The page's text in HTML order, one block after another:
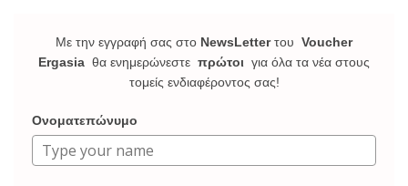
Με την εγγραφή σας στο NewsLetterτου Voucher
Ergasia θα ενημερώνεστε πρώτοι για όλα τα νέα στους
τομείς ενδιαφέροντος σας!
Ονοματεπώνυμο